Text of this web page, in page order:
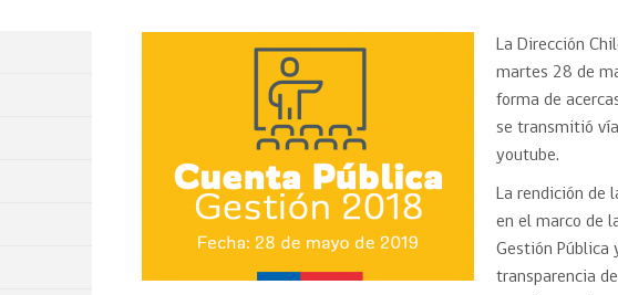
Sé parte de nuestro equipo
Certificación competencias
Centro de Ayuda
Asesorías estratégicas
Compras Coordinadas
Datos Abiertos
Bases Tipo de Licitación
Convenio Marco
Trato directo
Subasta inversa
electrónica
Compra Pública de
Bases Tipo
Convenio
Trato
Subasta
electrónica
Sello
La Dirección
martes 28 de
forma de
se transmitió
youtube.
La rendición de
en el marco de
Gestión Pública
transparencia